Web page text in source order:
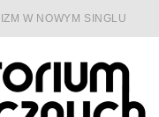
W NOWYM SINGLU
A PAMIĘCIĄ